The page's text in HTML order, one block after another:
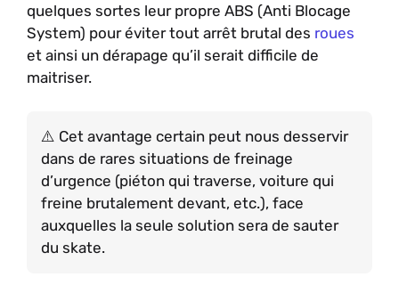
quelques sortes leur propre ABS (Anti Blocage
System) pour éviter tout arrêt brutal des roues
et ainsi un dérapage qu’il serait difficile de
maitriser.
Cet avantage certain peut nous desservir
dans de rares situations de freinage
d’urgence (piéton qui traverse, voiture qui
freine brutalement devant, etc.), face
auxquelles la seule solution sera de sauter
du skate.